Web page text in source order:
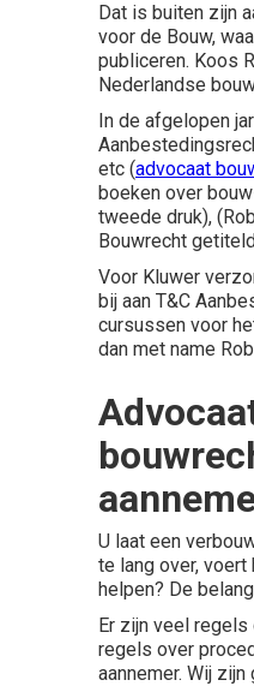
Dat is buiten zijn
voor de Bouw,
publiceren. Koos
Nederlandse
In de afgelopen
etc (advocaat
boeken over
tweede druk),
Bouwrecht
Voor Kluwer
bij aan T&C
cursussen voor
dan met name
U laat een
te lang over,
helpen? De
Er zijn veel
regels over
aannemer. Wij